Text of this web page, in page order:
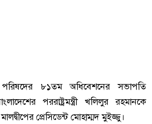
পরিষদের ৮১তম অধিবেশনের সভাপতি
পররাষ্ট্রমন্ত্রী খলিলুর রহমানকে
প্রেসিডেন্ট মোহাম্মদ মুইজ্জু।